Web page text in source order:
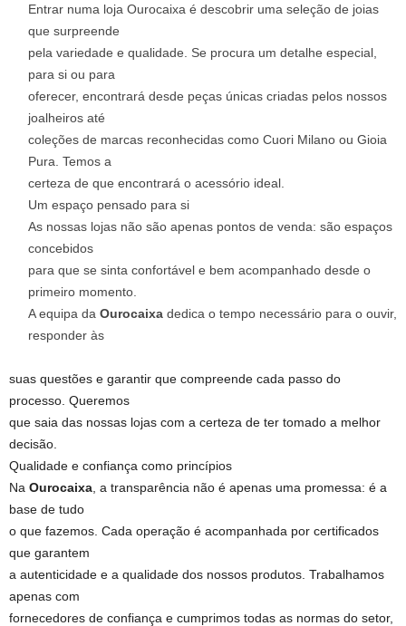
Entrar numa loja Ourocaixa é descobrir uma seleção de joias
que surpreende
pela variedade e qualidade. Se procura um detalhe especial,
para si ou para
oferecer, encontrará desde peças únicas criadas pelos nossos
joalheiros até
coleções de marcas reconhecidas como Cuori Milano ou Gioia
Pura. Temos a
certeza de que encontrará o acessório ideal.
Um espaço pensado para si
As nossas lojas não são apenas pontos de venda: são espaços
concebidos
para que se sinta confortável e bem acompanhado desde o
primeiro momento.
A equipa da Ourocaixa dedica o tempo necessário para o ouvir,
responder às
suas questões e garantir que compreende cada passo do
processo. Queremos
que saia das nossas lojas com a certeza de ter tomado a melhor
decisão.
Qualidade e confiança como princípios
Na Ourocaixa , a transparência não é apenas uma promessa: é a
base de tudo
o que fazemos. Cada operação é acompanhada por certificados
que garantem
a autenticidade e a qualidade dos nossos produtos. Trabalhamos
apenas com
fornecedores de confiança e cumprimos todas as normas do setor,